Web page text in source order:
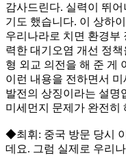
감사드린다. 실력이 뛰
기도 했습니다. 이 상하
우리나라로 치면 환경부
력한 대기오염 개선 정
형 외교 의전을 해 준 게
이런 내용을 전하면서
발전의 상징이라는 설명
미세먼지 문제가 완전히
◆최휘: 중국 방문 당시
데요. 그럼 실제로 우리